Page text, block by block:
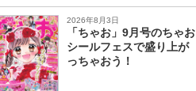
2026年8月3日
「ちゃお」9月号のちゃお
シールフェスで盛り上が
っちゃおう！